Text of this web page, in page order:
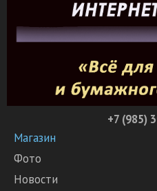
+7 (985)
Магазин
Фото
Новости